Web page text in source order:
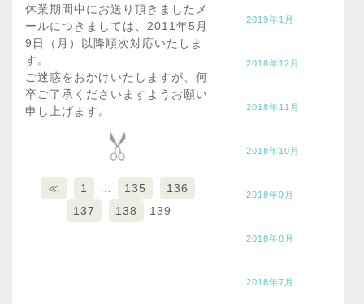
休業期間中にお送り頂きましたメ
ールにつきましては、2011年5月
9日（月）以降順次対応いたしま
す。
ご迷惑をおかけいたしますが、何
卒ご了承くださいますようお願い
申し上げます。
≪ 1 135
136
137
138 139
2019年1月
2018年12月
2018年11月
2018年10月
2018年9月
2018年8月
2018年7月